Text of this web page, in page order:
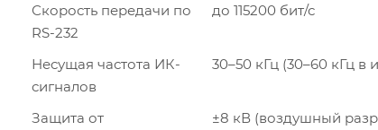
Скорость передачи по
RS-232
до 115200 бит/с
Несущая частота ИК-
сигналов
30–50 кГц (30–60 кГц в
Защита от
±8 кВ (воздушный